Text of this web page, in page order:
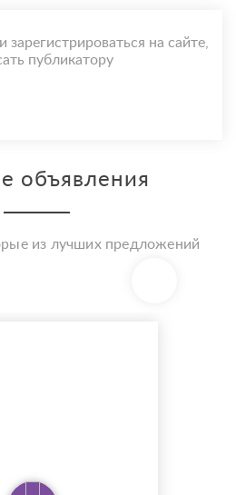
на сайте,
публикатору
объявления
из лучших предложений